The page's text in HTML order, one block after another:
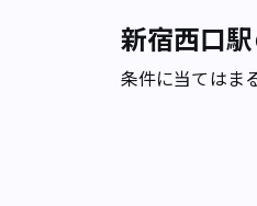
新宿西口
条件に当てはま